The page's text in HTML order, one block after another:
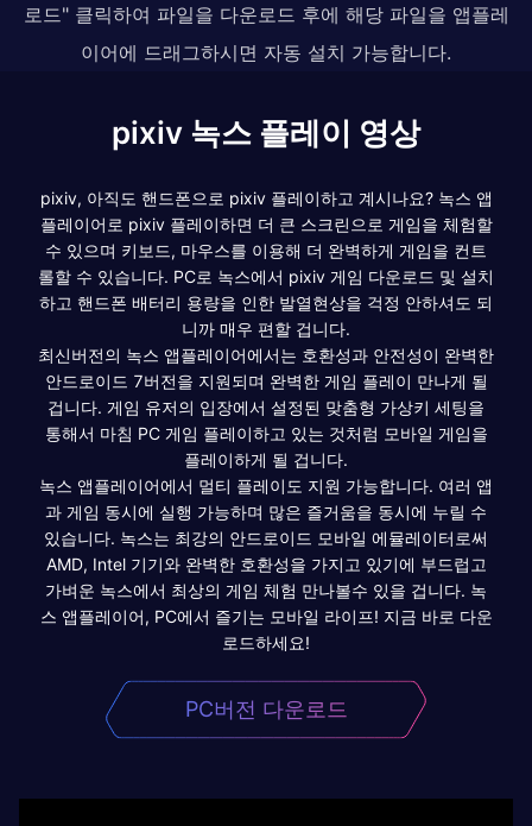
로드" 클릭하여 파일을 다운로드 후에 해당 파일을 앱플레
이어에 드래그하시면 자동 설치 가능합니다.
pixiv 녹스 플레이 영상
pixiv, 아직도 핸드폰으로 pixiv 플레이하고 계시나요? 녹스 앱
플레이어로 pixiv 플레이하면 더 큰 스크린으로 게임을 체험할
수 있으며 키보드, 마우스를 이용해 더 완벽하게 게임을 컨트
롤할 수 있습니다. PC로 녹스에서 pixiv 게임 다운로드 및 설치
하고 핸드폰 배터리 용량을 인한 발열현상을 걱정 안하셔도 되
니까 매우 편할 겁니다.
최신버전의 녹스 앱플레이어에서는 호환성과 안전성이 완벽한
안드로이드 7버전을 지원되며 완벽한 게임 플레이 만나게 될
겁니다. 게임 유저의 입장에서 설정된 맞춤형 가상키 세팅을
통해서 마침 PC 게임 플레이하고 있는 것처럼 모바일 게임을
플레이하게 될 겁니다.
녹스 앱플레이어에서 멀티 플레이도 지원 가능합니다. 여러 앱
과 게임 동시에 실행 가능하며 많은 즐거움을 동시에 누릴 수
있습니다. 녹스는 최강의 안드로이드 모바일 에뮬레이터로써
AMD, Intel 기기와 완벽한 호환성을 가지고 있기에 부드럽고
가벼운 녹스에서 최상의 게임 체험 만나볼수 있을 겁니다. 녹
스 앱플레이어, PC에서 즐기는 모바일 라이프! 지금 바로 다운
로드하세요!
PC버전 다운로드